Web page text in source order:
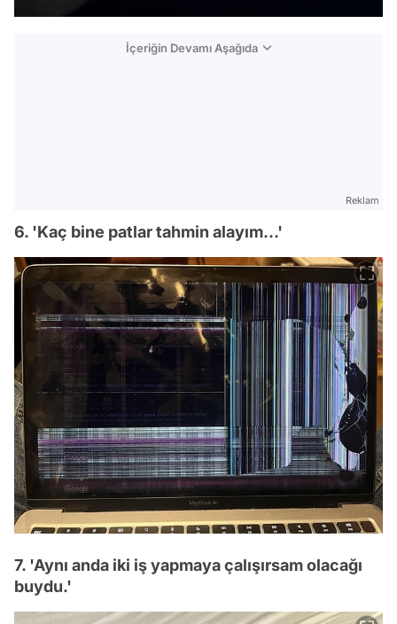
İçeriğin Devamı Aşağıda
Reklam
6. 'Kaç bine patlar tahmin alayım...'
7. 'Aynı anda iki iş yapmaya çalışırsam olacağı
buydu.'